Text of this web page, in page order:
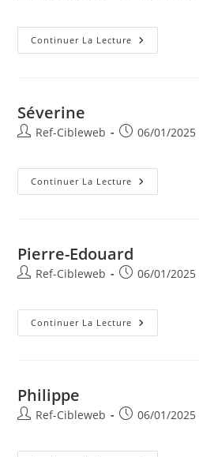
Continuer La Lecture
Séverine
Ref-Cibleweb 06/01/2025
Continuer La Lecture
Pierre-Edouard
Ref-Cibleweb 06/01/2025
Continuer La Lecture
Philippe
Ref-Cibleweb 06/01/2025